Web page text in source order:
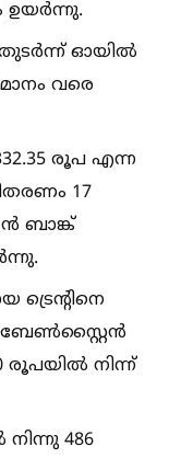
ഓയില്‍
വരെ
രൂപ എന്ന
17
ബാങ്ക്
ട്രെൻ്റിനെ
ബേണ്‍സ്റ്റൈൻ
രൂപയില്‍ നിന്ന്
486